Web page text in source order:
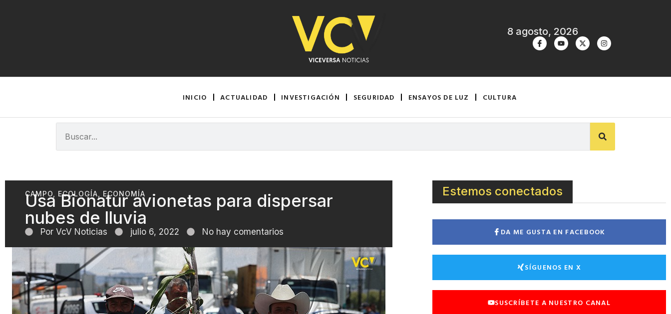
8 agosto, 2026
INICIO ACTUALIDAD INVESTIGACIÓN SEGURIDAD ENSAYOS DE LUZ CULTURA
CAMPO ECOLOGÍA ECONOMÍA
Usa Bionatur avionetas para dispersar
nubes de lluvia
Por VcV Noticias julio 6, 2022 No hay comentarios
Estemos conectados
DA ME GUSTA EN FACEBOOK
SÍGUENOS EN X
SUSCRÍBETE A NUESTRO CANAL